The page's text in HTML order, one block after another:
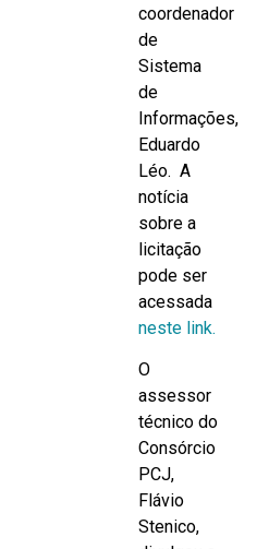
coordenador
de
Sistema
de
Informações,
Eduardo
Léo. A
notícia
sobre a
licitação
pode ser
acessada
neste link.
O
assessor
técnico do
Consórcio
PCJ,
Flávio
Stenico,